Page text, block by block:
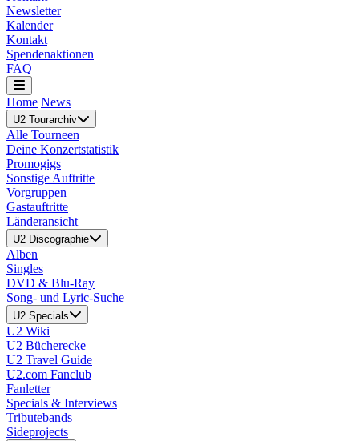
Newsletter
Kalender
Kontakt
Spendenaktionen
FAQ
Home News
U2 Tourarchiv
Alle Tourneen
Deine Konzertstatistik
Promogigs
Sonstige Auftritte
Vorgruppen
Gastauftritte
Länderansicht
U2 Discographie
Alben
Singles
DVD & Blu-Ray
Song- und Lyric-Suche
U2 Specials
U2 Wiki
U2 Bücherecke
U2 Travel Guide
U2.com Fanclub
Fanletter
Specials & Interviews
Tributebands
Sideprojects